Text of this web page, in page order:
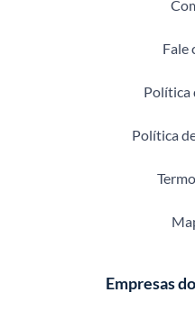
Fale
Política
Política
Empresas